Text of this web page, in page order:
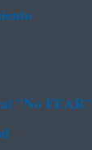
"No FEAR"